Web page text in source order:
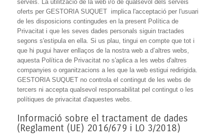
serveis. La utilització de la web i/o de qualsevol dels serveis
oferts per GESTORIA SUQUET implica l'acceptació per l'usuari
de les disposicions contingudes en la present Política de
Privacitat i que les seves dades personals siguin tractades
segons s'estipula en ella. Si us plau, tingui en compte que tot i
que hi pugui haver enllaços de la nostra web a d’altres webs,
aquesta Política de Privacitat no s'aplica a les webs d'altres
companyies o organitzacions a les que la web estigui redirigida.
GESTORIA SUQUET no controla el contingut de les webs de
tercers ni accepta qualsevol responsabilitat pel contingut o les
polítiques de privacitat d'aquestes webs.
Informació sobre el tractament de dades
(Reglament (UE) 2016/679 i LO 3/2018)